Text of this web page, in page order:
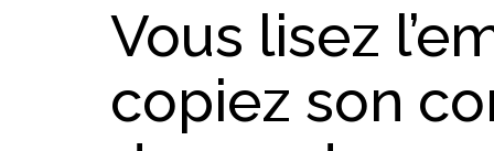
Vous lisez
copiez son